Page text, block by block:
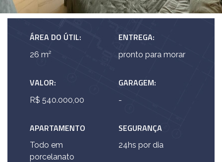
ÁREA DO ÚTIL:
26 m²
VALOR:
R$ 540.000,00
APARTAMENTO
Todo em
porcelanato
ENTREGA:
pronto para morar
GARAGEM:
-
SEGURANÇA
24hs por dia